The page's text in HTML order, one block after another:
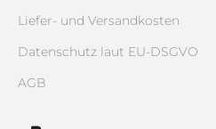
Liefer- und Versandkosten
Datenschutz laut EU-DSGVO
AGB